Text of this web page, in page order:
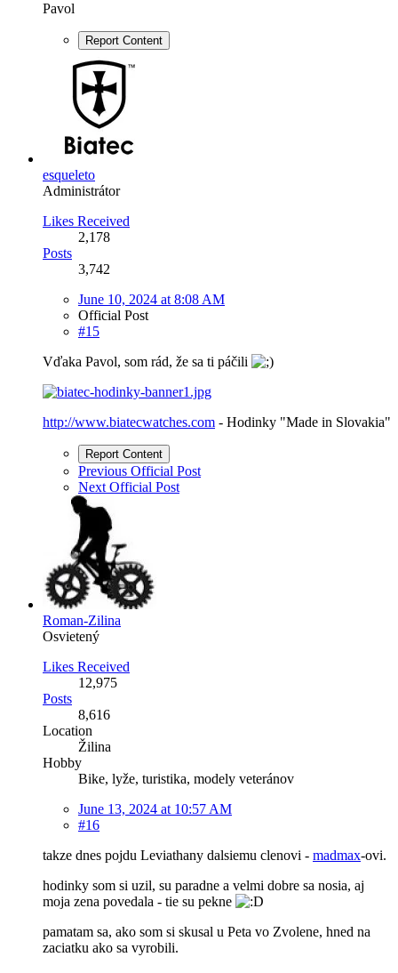
Pavol
Report Content
esqueleto
Administrátor
Likes Received
2,178
Posts
3,742
June 10, 2024 at 8:08 AM
Official Post
#15
Vďaka Pavol, som rád, že sa ti páčili
http://www.biatecwatches.com - Hodinky "Made in Slovakia"
Report Content
Previous Official Post
Next Official Post
Roman-Zilina
Osvietený
Likes Received
12,975
Posts
8,616
Location
Žilina
Hobby
Bike, lyže, turistika, modely veteránov
June 13, 2024 at 10:57 AM
#16
takze dnes pojdu Leviathany dalsiemu clenovi - madmax-ovi.
hodinky som si uzil, su paradne a velmi dobre sa nosia, aj
moja zena povedala - tie su pekne
pamatam sa, ako som si skusal u Peta vo Zvolene, hned na
zaciatku ako sa vyrobili.